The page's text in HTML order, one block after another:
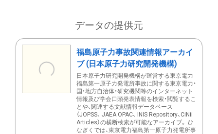
データの提供元
福島原子力事故関連情報アーカイ
ブ (日本原子力研究開発機構)
日本原子力研究開発機構が運営する東京電力
福島第一原子力発電所事故に関する東京電力・
国・地方自治体・研究機関等のインターネット
情報及び学会口頭発表情報を検索・閲覧するこ
とや、関連する文献情報データベース
（JOPSS、 JAEA OPAC、 INIS Repository、CiNii
Articles）の横断検索が可能なアーカイブ。 ひ
なぎくでは、東京電力福島第一原子力発電所事